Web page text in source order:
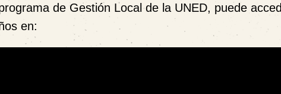
de Gestión Local de la UNED, puede
en: